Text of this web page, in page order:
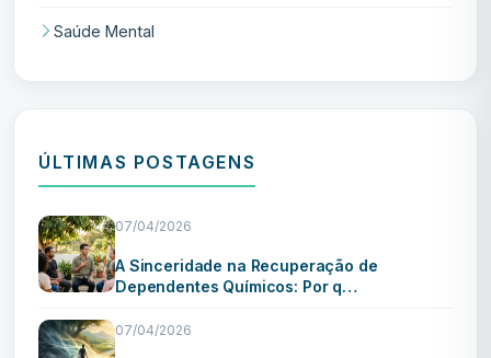
Saúde Mental
ÚLTIMAS POSTAGENS
07/04/2026
A Sinceridade na Recuperação de
Dependentes Químicos: Por q…
07/04/2026